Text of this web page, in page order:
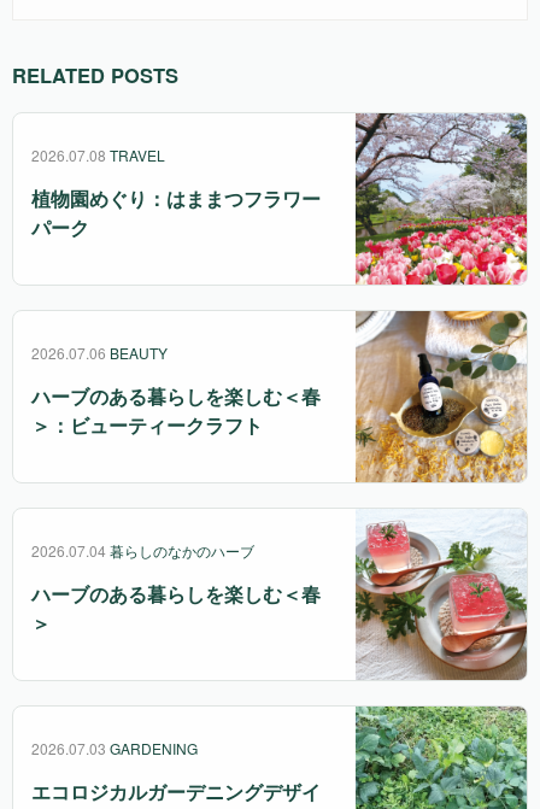
RELATED POSTS
2026.07.08 TRAVEL
植物園めぐり：はままつフラワー
パーク
2026.07.06 BEAUTY
ハーブのある暮らしを楽しむ＜春
＞：ビューティークラフト
2026.07.04暮らしのなかのハーブ
ハーブのある暮らしを楽しむ＜春
＞
2026.07.03 GARDENING
エコロジカルガーデニングデザイ